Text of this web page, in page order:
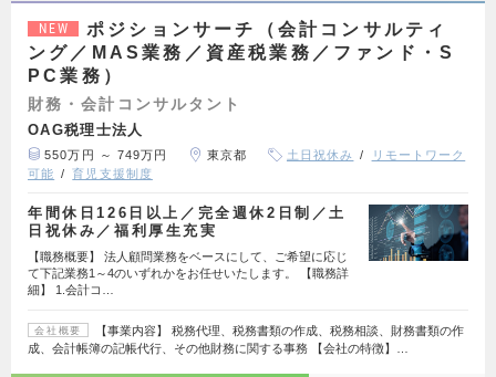
NEW
ポジションサーチ（会計コンサルティ
ング／MAS業務／資産税業務／ファンド・S
PC業務）
財務・会計コンサルタント
OAG税理士法人
550万円 ～ 749万円 東京都 土日祝休み
リモートワーク
可能
育児支援制度
年間休日126日以上／完全週休2日制／土
日祝休み／福利厚生充実
【職務概要】 法人顧問業務をベースにして、ご希望に応じ
て下記業務1～4のいずれかをお任せいたします。 【職務詳
細】 1.会計コ…
会社概要
【事業内容】 税務代理、税務書類の作成、税務相談、財務書類の作
成、会計帳簿の記帳代行、その他財務に関する事務 【会社の特徴】…